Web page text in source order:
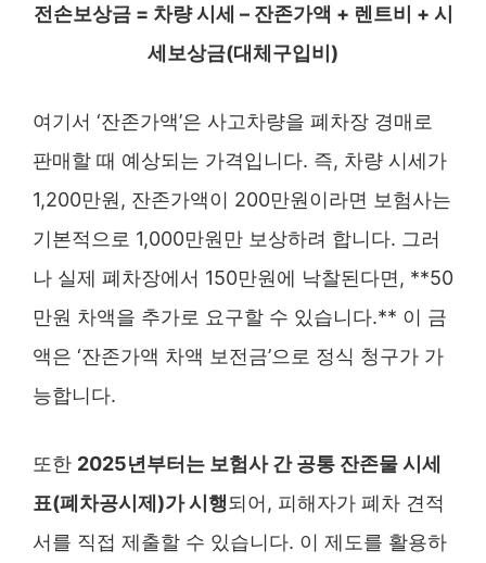
전손보상금 = 차량 시세 – 잔존가액 + 렌트비 + 시
세보상금(대체구입비)
여기서 ‘잔존가액’은 사고차량을 폐차장 경매로
판매할 때 예상되는 가격입니다. 즉, 차량 시세가
1,200만원, 잔존가액이 200만원이라면 보험사는
기본적으로 1,000만원만 보상하려 합니다. 그러
나 실제 폐차장에서 150만원에 낙찰된다면, **50
만원 차액을 추가로 요구할 수 있습니다.** 이 금
액은 ‘잔존가액 차액 보전금’으로 정식 청구가 가
능합니다.
또한 2025년부터는 보험사 간 공통 잔존물 시세
표(폐차공시제)가 시행되어, 피해자가 폐차 견적
서를 직접 제출할 수 있습니다. 이 제도를 활용하